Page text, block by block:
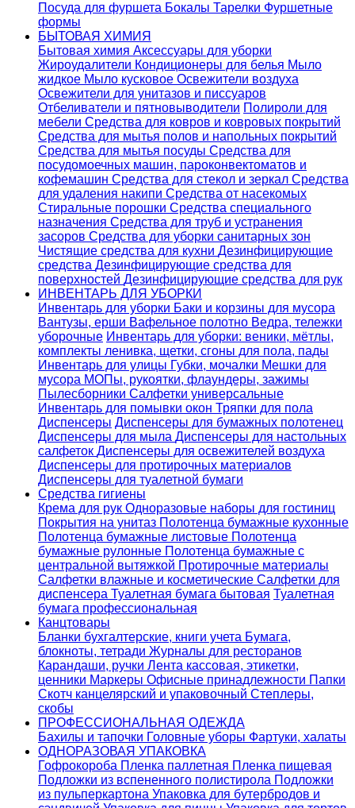
Посуда для фуршета Бокалы Тарелки Фуршетные
формы
БЫТОВАЯ ХИМИЯ
Бытовая химия Аксессуары для уборки
Жироудалители Кондиционеры для белья Мыло
жидкое Мыло кусковое Освежители воздуха
Освежители для унитазов и писсуаров
Отбеливатели и пятновыводители Полироли для
мебели Средства для ковров и ковровых покрытий
Средства для мытья полов и напольных покрытий
Средства для мытья посуды Средства для
посудомоечных машин, пароконвектоматов и
кофемашин Средства для стекол и зеркал Средства
для удаления накипи Средства от насекомых
Стиральные порошки Cредства специального
назначения Средства для труб и устранения
засоров Средства для уборки санитарных зон
Чистящие средства для кухни Дезинфицирующие
средства Дезинфицирующие средства для
поверхностей Дезинфицирующие средства для рук
ИНВЕНТАРЬ ДЛЯ УБОРКИ
Инвентарь для уборки Баки и корзины для мусора
Вантузы, ерши Вафельное полотно Ведра, тележки
уборочные Инвентарь для уборки: веники, мётлы,
комплекты ленивка, щетки, сгоны для пола, пады
Инвентарь для улицы Губки, мочалки Мешки для
мусора МОПы, рукоятки, флаундеры, зажимы
Пылесборники Салфетки универсальные
Инвентарь для помывки окон Тряпки для пола
Диспенсеры Диспенсеры для бумажных полотенец
Диспенсеры для мыла Диспенсеры для настольных
салфеток Диспенсеры для освежителей воздуха
Диспенсеры для протирочных материалов
Диспенсеры для туалетной бумаги
Средства гигиены
Крема для рук Одноразовые наборы для гостиниц
Покрытия на унитаз Полотенца бумажные кухонные
Полотенца бумажные листовые Полотенца
бумажные рулонные Полотенца бумажные с
центральной вытяжкой Протирочные материалы
Салфетки влажные и косметические Салфетки для
диспенсера Туалетная бумага бытовая Туалетная
бумага профессиональная
Канцтовары
Бланки бухгалтерские, книги учета Бумага,
блокноты, тетради Журналы для ресторанов
Карандаши, ручки Лента кассовая, этикетки,
ценники Маркеры Офисные принадлежности Папки
Скотч канцелярский и упаковочный Степлеры,
скобы
ПРОФЕССИОНАЛЬНАЯ ОДЕЖДА
Бахилы и тапочки Головные уборы Фартуки, халаты
ОДНОРАЗОВАЯ УПАКОВКА
Гофрокороба Пленка паллетная Пленка пищевая
Подложки из вспененного полистирола Подложки
из пульперкартона Упаковка для бутербродов и